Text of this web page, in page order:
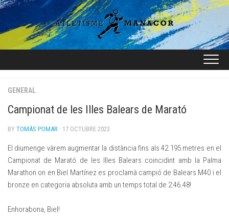
Skip
to
content
GENERAL
Campionat de les Illes Balears de Marató
BY TOMÀS POMAR · 17 OCTUBRE 2023
El diumenge vàrem augmentar la distància fins als 42.195 metres en el
Campionat de Marató de les Illes Balears coincidint amb la Palma
Marathon on en Biel Martínez es proclamà campió de Balears M40 i el
bronze en categoria absoluta amb un temps total de 2:46.48!
Enhorabona, Biel!